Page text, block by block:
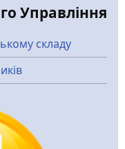
Управління
складу